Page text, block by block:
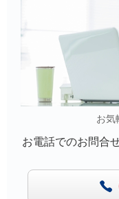
お気
お電話でのお問合